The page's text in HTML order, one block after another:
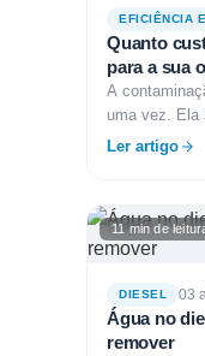
Quanto
para a sua
A
uma vez. Ela
Ler artigo
11 min de
DIESEL 03
Água no
remover